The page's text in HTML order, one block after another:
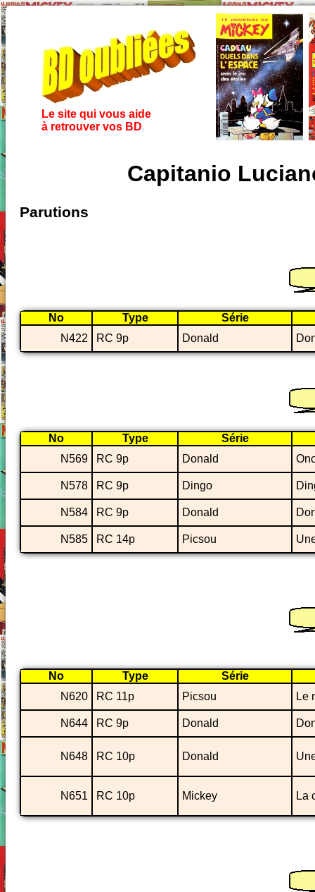
Le site qui vous aide
à retrouver vos BD
Capitanio
Parutions
No Type
Série
N422
RC 9p Donald
No Type
Série
N569
RC 9p Donald
N578 RC 9p Dingo
N584 RC 9p Donald
N585 RC 14p Picsou
No Type
Série
N620
RC 11p Picsou Le
N644 RC 9p Donald
N648 RC 10p Donald
N651 RC 10p Mickey La